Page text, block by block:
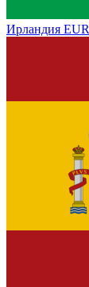
Ирландия EUR